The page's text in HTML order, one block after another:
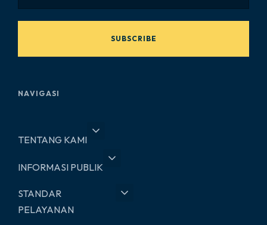
SUBSCRIBE
NAVIGASI
TENTANG KAMI
INFORMASI PUBLIK
STANDAR
PELAYANAN